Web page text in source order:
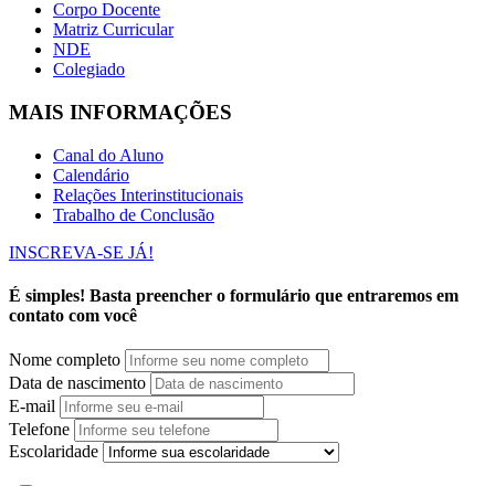
Corpo Docente
Matriz Curricular
NDE
Colegiado
MAIS INFORMAÇÕES
Canal do Aluno
Calendário
Relações Interinstitucionais
Trabalho de Conclusão
INSCREVA-SE JÁ!
É simples! Basta preencher o formulário que entraremos em
contato com você
Nome completo
Data de nascimento
E-mail
Telefone
Escolaridade